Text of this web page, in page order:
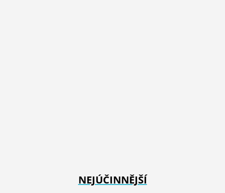
NEJÚČINNĚJŠÍ